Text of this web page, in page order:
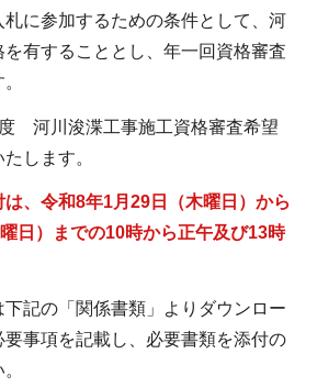
札に参加するための条件として、河
を有することとし、年一回資格審査
河川浚渫工事施工資格審査希望
します。
、令和8年1月29日（木曜日）から
日）までの10時から正午及び13時
記の「関係書類」よりダウンロー
要事項を記載し、必要書類を添付の